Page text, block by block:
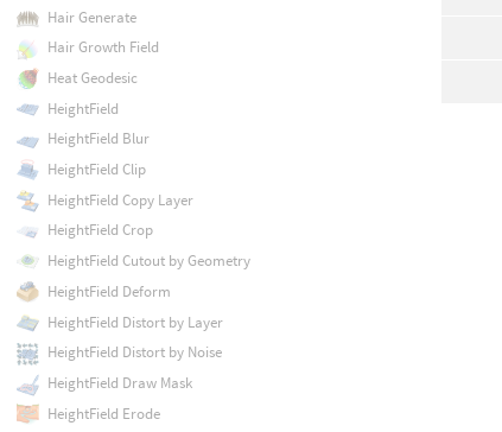
Hair Generate
Hair Growth Field
Heat Geodesic
HeightField
HeightField Blur
HeightField Clip
HeightField Copy Layer
HeightField Crop
HeightField Cutout by Geometry
HeightField Deform
HeightField Distort by Layer
HeightField Distort by Noise
HeightField Draw Mask
HeightField Erode